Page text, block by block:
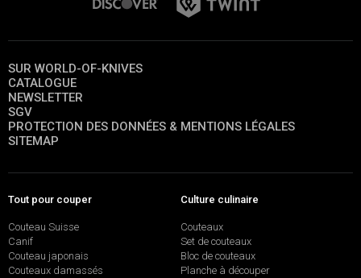
SUR WORLD-OF-KNIVES
CATALOGUE
NEWSLETTER
SGV
PROTECTION DES DONNÉES & MENTIONS LÉGALES
SITEMAP
Tout pour couper
Couteau Suisse
Canif
Couteau japonais
Couteaux damassés
Culture culinaire
Couteaux
Set de couteaux
Bloc de couteaux
Planche à découper